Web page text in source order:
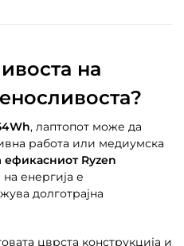
на
, лаптопот може да
работа или медиумска
ефикасниот Ryzen
енергија е
долготрајна
цврста конструкција и